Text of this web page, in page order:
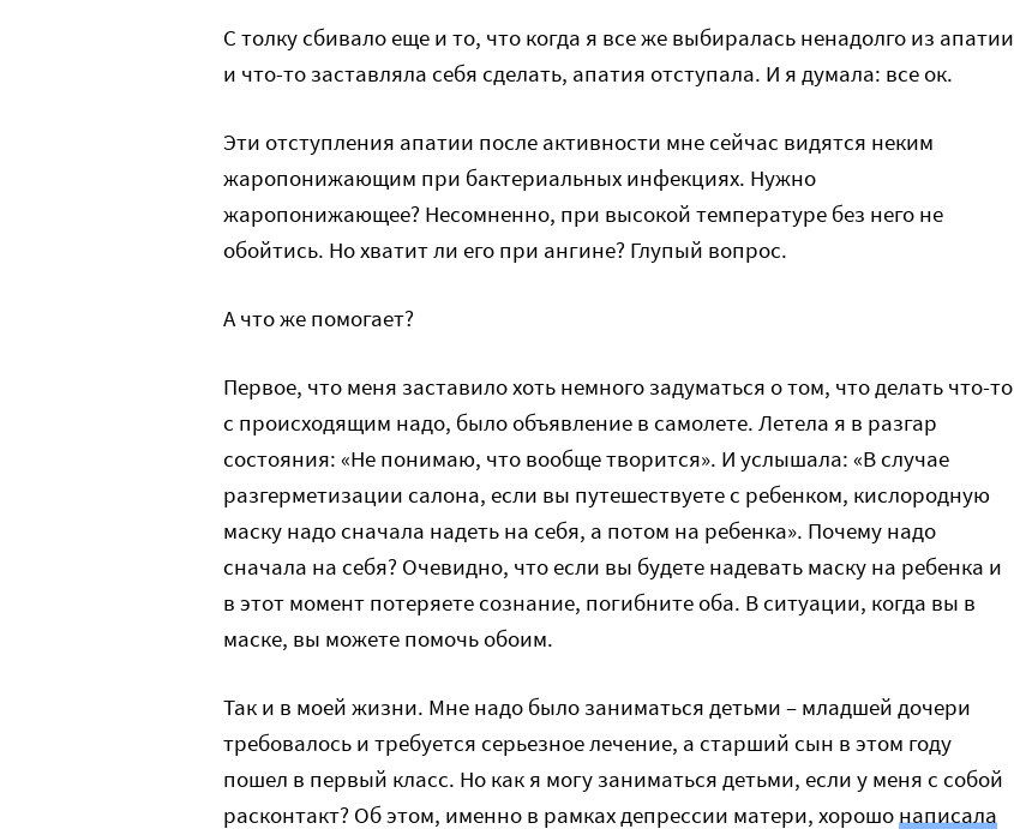
С толку сбивало еще и то, что когда я все же выбиралась ненадолго из апатии
и что-то заставляла себя сделать, апатия отступала. И я думала: все ок.
Эти отступления апатии после активности мне сейчас видятся неким
жаропонижающим при бактериальных инфекциях. Нужно
жаропонижающее? Несомненно, при высокой температуре без него не
обойтись. Но хватит ли его при ангине? Глупый вопрос.
А что же помогает?
Первое, что меня заставило хоть немного задуматься о том, что делать что-то
с происходящим надо, было объявление в самолете. Летела я в разгар
состояния: «Не понимаю, что вообще творится». И услышала: «В случае
разгерметизации салона, если вы путешествуете с ребенком, кислородную
маску надо сначала надеть на себя, а потом на ребенка». Почему надо
сначала на себя? Очевидно, что если вы будете надевать маску на ребенка и
в этот момент потеряете сознание, погибните оба. В ситуации, когда вы в
маске, вы можете помочь обоим.
Так и в моей жизни. Мне надо было заниматься детьми – младшей дочери
требовалось и требуется серьезное лечение, а старший сын в этом году
пошел в первый класс. Но как я могу заниматься детьми, если у меня с собой
расконтакт? Об этом, именно в рамках депрессии матери, хорошонаписала